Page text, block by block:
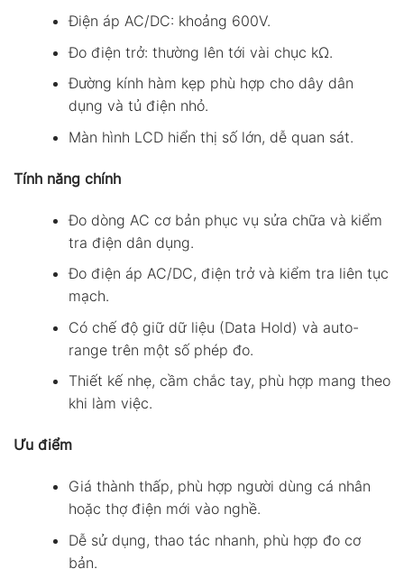
Điện áp AC/DC: khoảng 600V.
Đo điện trở: thường lên tới vài chục kΩ.
Đường kính hàm kẹp phù hợp cho dây dân
dụng và tủ điện nhỏ.
Màn hình LCD hiển thị số lớn, dễ quan sát.
Tính năng chính
Đo dòng AC cơ bản phục vụ sửa chữa và kiểm
tra điện dân dụng.
Đo điện áp AC/DC, điện trở và kiểm tra liên tục
mạch.
Có chế độ giữ dữ liệu (Data Hold) và auto-
range trên một số phép đo.
Thiết kế nhẹ, cầm chắc tay, phù hợp mang theo
khi làm việc.
Ưu điểm
Giá thành thấp, phù hợp người dùng cá nhân
hoặc thợ điện mới vào nghề.
Dễ sử dụng, thao tác nhanh, phù hợp đo cơ
bản.